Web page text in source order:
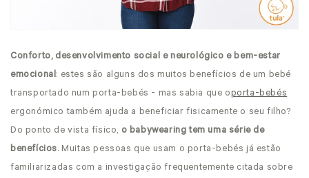
Conforto, desenvolvimento social e neurológico e bem-estar
emocional: estes são alguns dos muitos benefícios de um bebé
transportado num porta-bebés - mas sabia que oporta-bebés
ergonómico também ajuda a beneficiar fisicamente o seu filho?
Do ponto de vista físico, o babywearing tem uma série de
benefícios. Muitas pessoas que usam o porta-bebés já estão
familiarizadas com a investigação frequentemente citada sobre